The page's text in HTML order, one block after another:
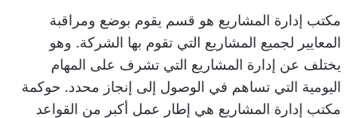
مكتب إدارة المشاريع هو قسم يقوم بوضع ومراقبة
المعايير لجميع المشاريع التي تقوم بها الشركة. وهو
يختلف عن إدارة المشاريع التي تشرف على المهام
اليومية التي تساهم في الوصول إلى إنجاز محدد. حوكمة
مكتب إدارة المشاريع هي إطار عمل أكبر من القواعد